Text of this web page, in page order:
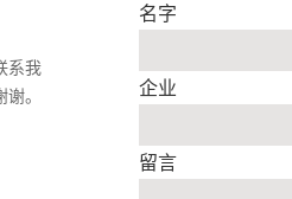
系我
。
名字
企业
留言